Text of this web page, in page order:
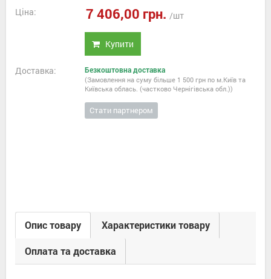
Ціна: 7 406,00 грн. /шт
Купити
Доставка: Безкоштовна доставка
(Замовлення на суму більше 1 500 грн по м.Київ та
Київська облась. (частково Чернігівська обл.))
Стати партнером
Опис товару Характеристики товару
Оплата та доставка